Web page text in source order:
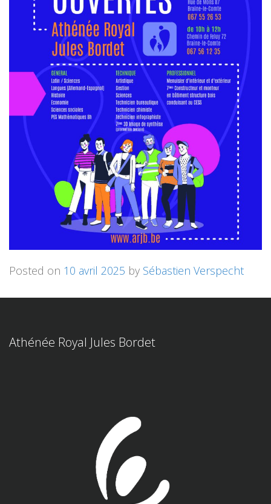
Posted on 10 avril 2025 by Sébastien Verspecht
Athénée Royal Jules Bordet